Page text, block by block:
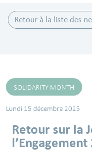
Retour à la liste des
SOLIDARITY MONTH
Lundi 15 décembre 2025
Retour sur la
l’Engagement